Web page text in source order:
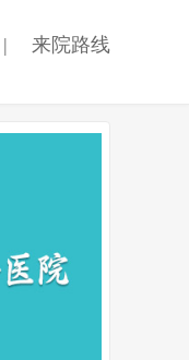
| 来院路线